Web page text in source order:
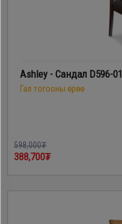
Ashley - Сандал D596-01
Гал тогооны өрөө
598,000₮
388,700₮